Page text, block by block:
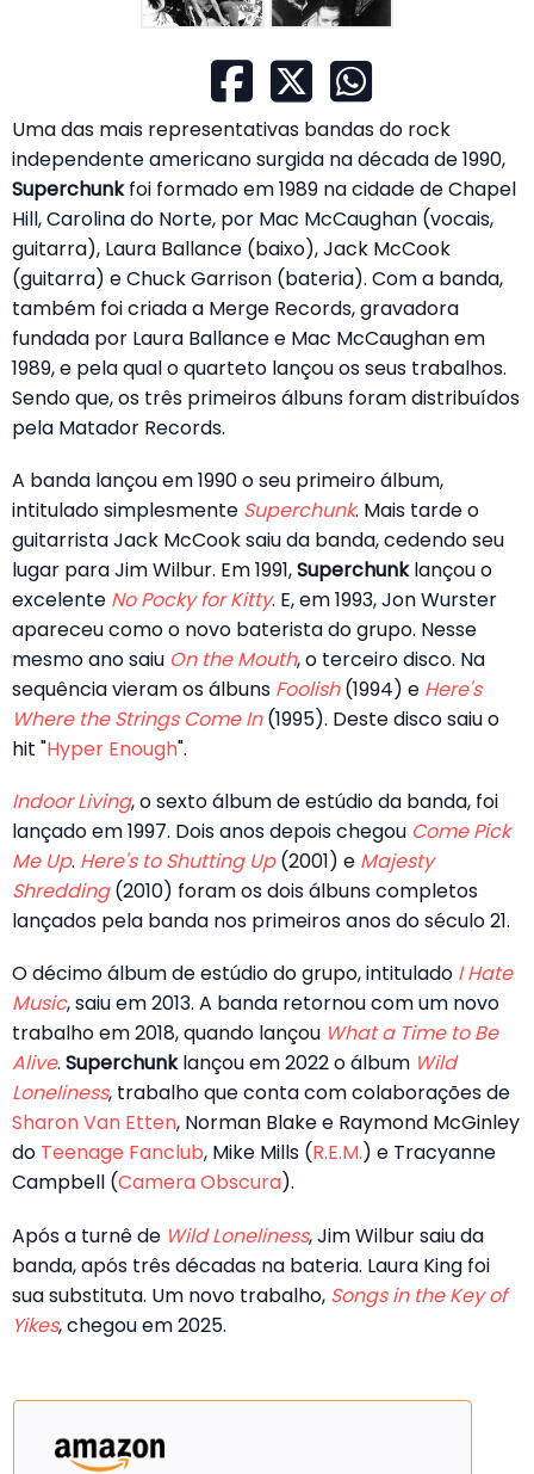
Uma das mais representativas bandas do rock
independente americano surgida na década de 1990,
Superchunkfoi formado em 1989 na cidade de Chapel
Hill, Carolina do Norte, por Mac McCaughan (vocais,
guitarra), Laura Ballance (baixo), Jack McCook
(guitarra) e Chuck Garrison (bateria). Com a banda,
também foi criada a Merge Records, gravadora
fundada por Laura Ballance e Mac McCaughan em
1989, e pela qual o quarteto lançou os seus trabalhos.
Sendo que, os três primeiros álbuns foram distribuídos
pela Matador Records.
A banda lançou em 1990 o seu primeiro álbum,
intitulado simplesmente Superchunk. Mais tarde o
guitarrista Jack McCook saiu da banda, cedendo seu
lugar para Jim Wilbur. Em 1991,Superchunklançou o
excelente No Pocky for Kitty. E, em 1993, Jon Wurster
apareceu como o novo baterista do grupo. Nesse
mesmo ano saiu On the Mouth, o terceiro disco. Na
sequência vieram os álbuns Foolish(1994) e Here's
Where the Strings Come In(1995). Deste disco saiu o
hit "Hyper Enough".
Indoor Living, o sexto álbum de estúdio da banda, foi
lançado em 1997. Dois anos depois chegou Come Pick
Me Up. Here's to Shutting Up(2001) e Majesty
Shredding (2010) foram os dois álbuns completos
lançados pela banda nos primeiros anos do século 21.
O décimo álbum de estúdio do grupo, intitulado I Hate
Music, saiu em 2013. A banda retornou com um novo
trabalho em 2018, quando lançou What a Time to Be
Alive. Superchunklançou em 2022 o álbum Wild
Loneliness, trabalho que conta com colaborações de
Sharon Van Etten, Norman Blake e Raymond McGinley
do Teenage Fanclub, Mike Mills (R.E.M.) e Tracyanne
Campbell (Camera Obscura).
Após a turnê de Wild Loneliness, Jim Wilbur saiu da
banda, após três décadas na bateria. Laura King foi
sua substituta. Um novo trabalho, Songs in the Key of
Yikes, chegou em 2025.